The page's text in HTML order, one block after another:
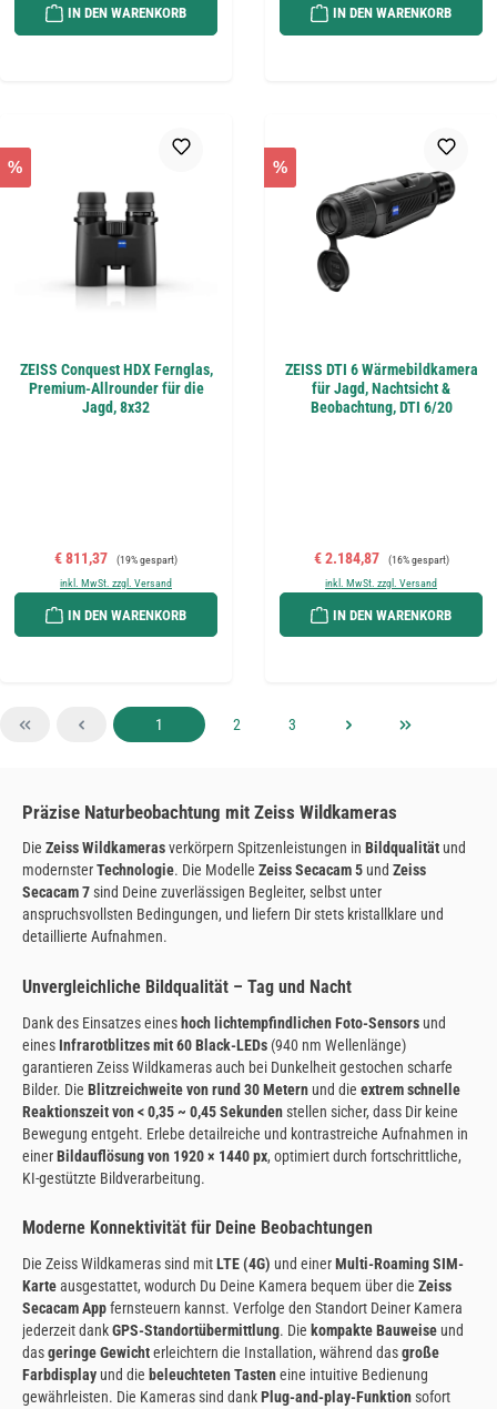
IN DEN WARENKORB IN DEN WARENKORB
%
ZEISS Conquest HDX Fernglas,
Premium-Allrounder für die
Jagd, 8x32
Verkaufspreis:
€ 811,37 Regulärer Preis:
(19% gespart)
inkl. MwSt. zzgl. Versand
IN DEN WARENKORB
%
ZEISS DTI 6 Wärmebildkamera
für Jagd, Nachtsicht &
Beobachtung, DTI 6/20
Verkaufspreis:
€ 2.184,87 Regulärer Preis:
(16% gespart)
inkl. MwSt. zzgl. Versand
IN DEN WARENKORB
Seite
1 Seite
2 Seite
3
Präzise Naturbeobachtung mit Zeiss Wildkameras
Die Zeiss Wildkamerasverkörpern Spitzenleistungen in Bildqualität und
modernsterTechnologie. Die Modelle Zeiss Secacam 5 und Zeiss
Secacam 7sind Deine zuverlässigen Begleiter, selbst unter
anspruchsvollsten Bedingungen, und liefern Dir stets kristallklare und
detaillierte Aufnahmen.
Unvergleichliche Bildqualität – Tag und Nacht
Dank des Einsatzes eines hoch lichtempfindlichen Foto-Sensors und
eines Infrarotblitzes mit 60 Black-LEDs (940 nm Wellenlänge)
garantieren Zeiss Wildkameras auch bei Dunkelheit gestochen scharfe
Bilder. Die Blitzreichweite von rund 30 Metern und die extrem schnelle
Reaktionszeit von < 0,35 ~ 0,45 Sekundenstellen sicher, dass Dir keine
Bewegung entgeht. Erlebe detailreiche und kontrastreiche Aufnahmen in
einerBildauflösung von 1920 × 1440 px, optimiert durch fortschrittliche,
KI-gestützte Bildverarbeitung.
Moderne Konnektivität für Deine Beobachtungen
Die Zeiss Wildkameras sind mitLTE (4G) und einerMulti-Roaming SIM-
Karteausgestattet, wodurch Du Deine Kamera bequem über die Zeiss
Secacam Appfernsteuern kannst. Verfolge den Standort Deiner Kamera
jederzeit dankGPS-Standortübermittlung. Die kompakte Bauweise und
dasgeringe Gewichterleichtern die Installation, während dasgroße
Farbdisplay und die beleuchteten Tasteneine intuitive Bedienung
gewährleisten. Die Kameras sind dankPlug-and-play-Funktionsofort